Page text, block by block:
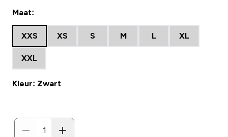
Maat:
XXS XS S M L XL
XXL
Kleur: Zwart